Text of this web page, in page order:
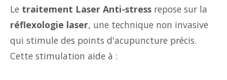
Le traitement Laser Anti-stress repose sur la
réflexologie laser, une technique non invasive
qui stimule des points d'acupuncture précis.
Cette stimulation aide à :